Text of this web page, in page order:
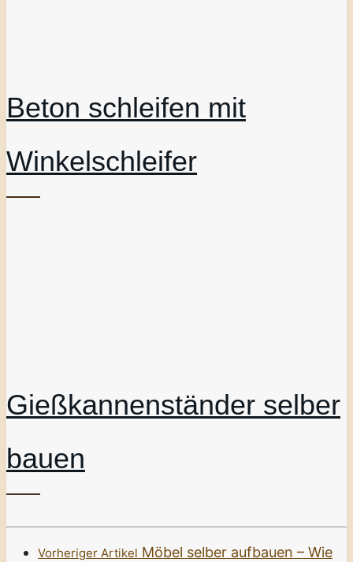
Beton schleifen mit
Winkelschleifer
Gießkannenständer selber
bauen
Vorheriger Artikel Möbel selber aufbauen – Wie